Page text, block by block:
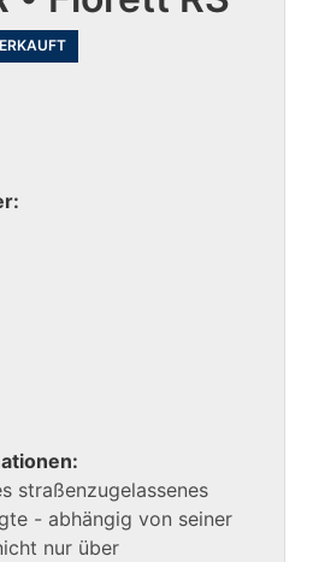
straßenzugelassenes
- abhängig von seiner
nur über